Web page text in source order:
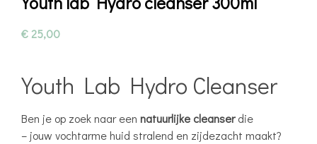
€ 25,00
Youth Lab Hydro Cleanser
Ben je op zoek naar een natuurlijke cleanserdie
– jouw vochtarme huid stralend en zijdezacht maakt?